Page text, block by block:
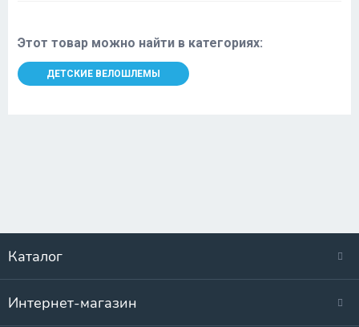
Этот товар можно найти в категориях:
ДЕТСКИЕ ВЕЛОШЛЕМЫ
Каталог
Интернет-магазин